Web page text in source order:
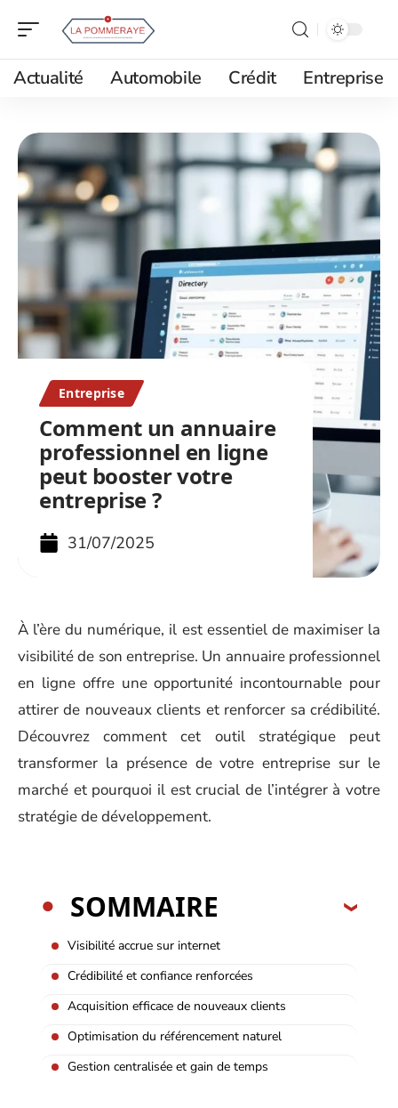
Actualité Automobile Crédit Entreprise
Entreprise
Comment un annuaire
professionnel en ligne
peut booster votre
entreprise ?
31/07/2025
À l’ère du numérique, il est essentiel de maximiser la
visibilité de son entreprise. Un annuaire professionnel
en ligne offre une opportunité incontournable pour
attirer de nouveaux clients et renforcer sa crédibilité.
Découvrez comment cet outil stratégique peut
transformer la présence de votre entreprise sur le
marché et pourquoi il est crucial de l’intégrer à votre
stratégie de développement.
SOMMAIRE
Visibilité accrue sur internet
Crédibilité et confiance renforcées
Acquisition efficace de nouveaux clients
Optimisation du référencement naturel
Gestion centralisée et gain de temps